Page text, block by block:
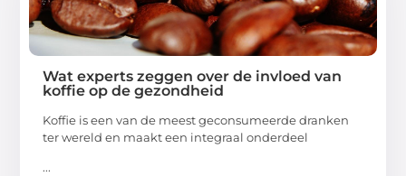
Wat experts zeggen over de invloed van
koffie op de gezondheid
Koffie is een van de meest geconsumeerde dranken
ter wereld en maakt een integraal onderdeel
...